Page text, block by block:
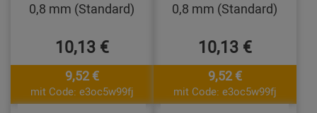
0,8 mm (Standard)
10,13 €
9,52 €
mit Code: e3oc5w99fj
0,8 mm (Standard)
10,13 €
9,52 €
mit Code: e3oc5w99fj